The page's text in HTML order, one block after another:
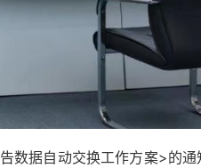
数据自动交换工作方案>的